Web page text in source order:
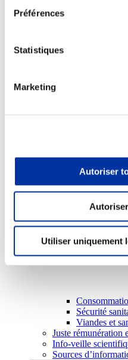
Préférences
Statistiques
Marketing
Autoriser
Utiliser uniquement
Sécurité
Viandes et
Juste rémunération
Info-veille
Sources